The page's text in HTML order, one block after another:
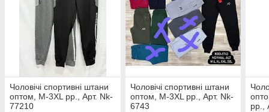
Чоловічі спортивні штани
оптом, М-3XL рр., Арт. Nk-
77210
Чоловічі спортивні штани
оптом, М-3XL рр., Арт. Nk-
6743
рр.,